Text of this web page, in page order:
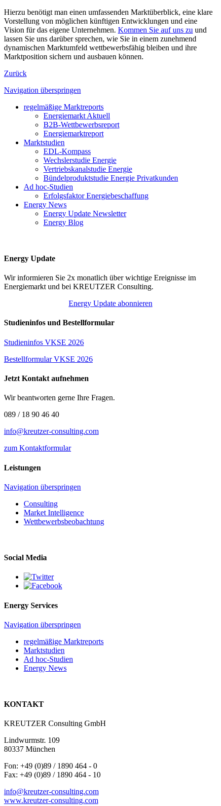
Hierzu benötigt man einen umfassenden Marktüberblick, eine klare
Vorstellung von möglichen künftigen Entwicklungen und eine
Vision für das eigene Unternehmen. Kommen Sie auf uns zu und
lassen Sie uns darüber sprechen, wie Sie in einem zunehmend
dynamischen Marktumfeld wettbewerbsfähig bleiben und ihre
Marktposition sichern und ausbauen können.
Zurück
Navigation überspringen
regelmäßige Marktreports
Energiemarkt Aktuell
B2B-Wettbewerbsreport
Energiemarktreport
Marktstudien
EDL-Kompass
Wechslerstudie Energie
Vertriebskanalstudie Energie
Bündelproduktstudie Energie Privatkunden
Ad hoc-Studien
Erfolgsfaktor Energiebeschaffung
Energy News
Energy Update Newsletter
Energy Blog
Energy Update
Wir informieren Sie 2x monatlich über wichtige Ereignisse im
Energiemarkt und bei KREUTZER Consulting.
Energy Update abonnieren
Studieninfos und Bestellformular
Studieninfos VKSE 2026
Bestellformular VKSE 2026
Jetzt Kontakt aufnehmen
Wir beantworten gerne Ihre Fragen.
089 / 18 90 46 40
info@kreutzer-consulting.com
zum Kontaktformular
Leistungen
Navigation überspringen
Consulting
Market Intelligence
Wettbewerbs­beobachtung
Social Media
Energy Services
Navigation überspringen
regelmäßige Marktreports
Marktstudien
Ad hoc-Studien
Energy News
KONTAKT
KREUTZER Consulting GmbH
Lindwurmstr. 109
80337 München
Fon: +49 (0)89 / 1890 464 - 0
Fax: +49 (0)89 / 1890 464 - 10
info@kreutzer-consulting.com
www.kreutzer-consulting.com